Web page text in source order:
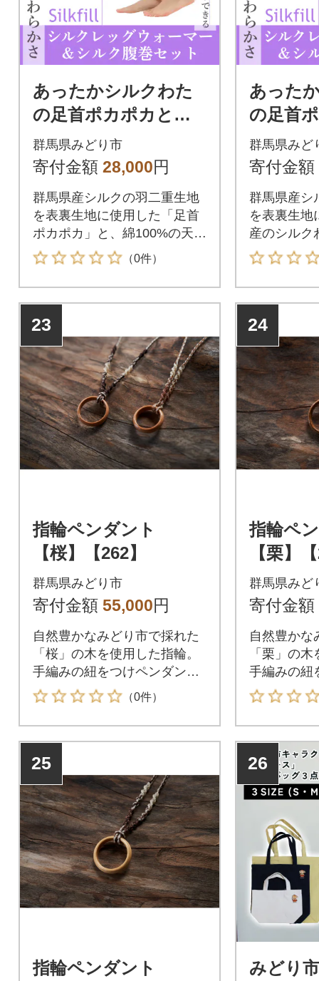
あったかシルクわた
の足首ポカポカと腹
巻のセット【161】
群馬県みどり市
寄付金額 28,000円
群馬県産シルクの羽二重生地
を表裏生地に使用した「足首
ポカポカ」と、綿100%の天竺
生地に群馬県産シルクわた(シ
ルクフィル)を詰めた腹巻をセ
ットにしました。
（0件）
あった
の足首
当のセ
群馬県みど
寄付金額
群馬県産シ
を表裏生地
産のシルク
ル)を詰め
と、綿
県産のシル
ル)を詰め
ました。
23
指輪ペンダント
【桜】【262】
群馬県みどり市
寄付金額 55,000円
自然豊かなみどり市で採れた
「桜」の木を使用した指輪。
手編みの紐をつけペンダント
に仕上げました。※材料の性
質上、木目・色がそれぞれ異
なります。ご容赦ください。
（0件）
24
指輪ペ
【栗】
群馬県みど
寄付金額
自然豊かな
「栗」の
手編みの紐
に仕上げ
質上、木目
なります。
25
指輪ペンダント
26
みどり